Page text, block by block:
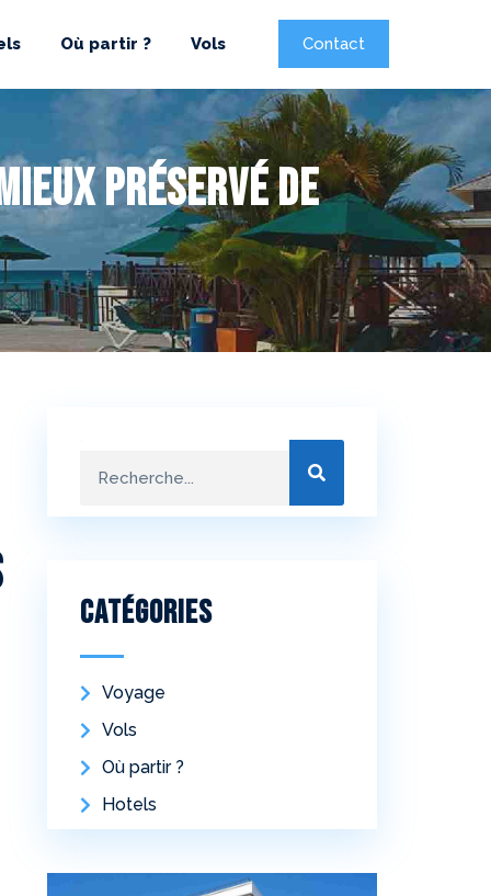
Où partir ? Vols Contact
préservé de
Catégories
Voyage
Vols
Où partir ?
Hotels